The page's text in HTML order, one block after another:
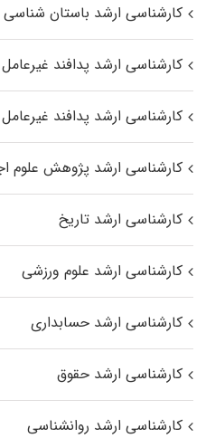
کارشناسی ارشد باستان شناسی
کارشناسی ارشد پدافند غیرعامل
کارشناسی ارشد پدافند غیرعامل ۲
کارشناسی ارشد پژوهش علوم
کارشناسی ارشد تاریخ
کارشناسی ارشد علوم ورزشی
کارشناسی ارشد حسابداری
کارشناسی ارشد حقوق
کارشناسی ارشد روانشناسی